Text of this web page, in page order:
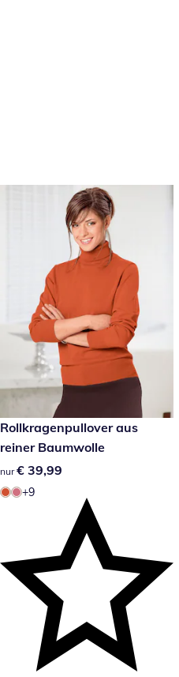
€ 39,99
Rollkragenpullover aus
reiner Baumwolle
€ 39,99
nur € 39,99
+9